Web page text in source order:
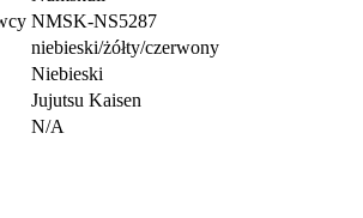
NMSK-NS5287
niebieski/żółty/czerwony
Niebieski
Jujutsu Kaisen
N/A